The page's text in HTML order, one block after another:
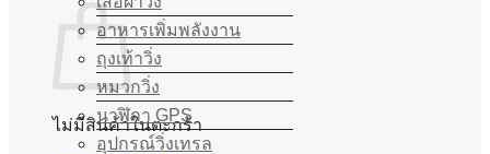
ไม่มีสินค้าในตะกร้า
อาหารเพิ่มพลังงาน
ถุงเท้าวิ่ง
หมวกวิ่ง
นาฬิกา GPS
อุปกรณ์วิ่งเทรล